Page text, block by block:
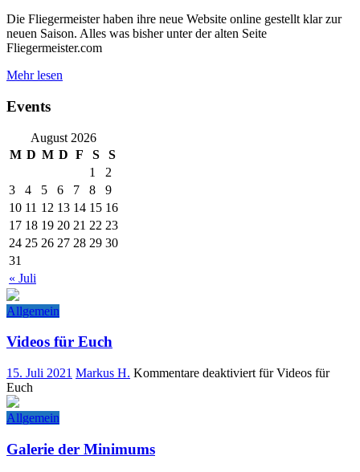
Die Fliegermeister haben ihre neue Website online gestellt klar zur
neuen Saison. Alles was bisher unter der alten Seite
Fliegermeister.com
Mehr lesen
Events
August 2026
M D M D F S S
« Juli
1
2
3
4 5 6 7 8
9
10 11 12 13 14 15 16
17 18 19 20 21 22 23
24 25 26 27 28 29 30
31
Allgemein
Videos für Euch
15. Juli 2021 Markus H. Kommentare deaktiviert für Videos für
Euch
Allgemein
Galerie der Minimums